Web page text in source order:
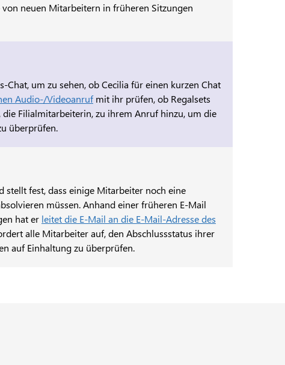
neuen Mitarbeitern in früheren Sitzungen
Chat, um zu sehen, ob Cecilia für einen kurzen Chat
Audio-/Videoanrufmit ihr prüfen, ob Regalsets
die Filialmitarbeiterin, zu ihrem Anruf hinzu, um die
überprüfen.
stellt fest, dass einige Mitarbeiter noch eine
müssen. Anhand einer früheren E-Mail
hat er leitet die E-Mail an die E-Mail-Adresse des
alle Mitarbeiter auf, den Abschlussstatus ihrer
auf Einhaltung zu überprüfen.